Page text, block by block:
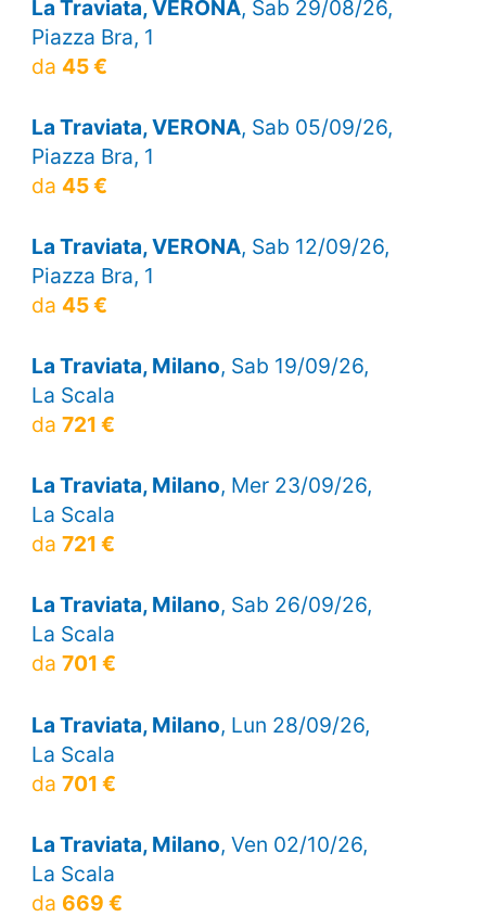
La Traviata, VERONA, Sab 29/08/26,
Piazza Bra, 1
da 45 €
La Traviata, VERONA, Sab 05/09/26,
Piazza Bra, 1
da 45 €
La Traviata, VERONA, Sab 12/09/26,
Piazza Bra, 1
da 45 €
La Traviata, Milano, Sab 19/09/26,
La Scala
da 721 €
La Traviata, Milano, Mer 23/09/26,
La Scala
da 721 €
La Traviata, Milano, Sab 26/09/26,
La Scala
da 701 €
La Traviata, Milano, Lun 28/09/26,
La Scala
da 701 €
La Traviata, Milano, Ven 02/10/26,
La Scala
da 669 €